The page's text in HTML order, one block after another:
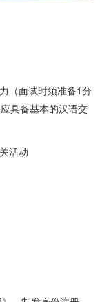
（面试时须准备1分
具备基本的汉语交
活动